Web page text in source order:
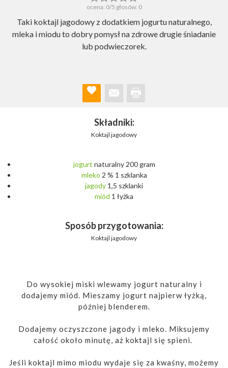
ocena: 0/5 głosów: 0
Taki koktajl jagodowy z dodatkiem jogurtu naturalnego,
mleka i miodu to dobry pomysł na zdrowe drugie śniadanie
lub podwieczorek.
Składniki:
Koktajl jagodowy
jogurt naturalny 200 gram
mleko 2 % 1 szklanka
jagody 1,5 szklanki
miód 1 łyżka
Sposób przygotowania:
Koktajl jagodowy
Do wysokiej miski wlewamy jogurt naturalny i
dodajemy miód. Mieszamy jogurt najpierw łyżką,
później blenderem.
Dodajemy oczyszczone jagody i mleko. Miksujemy
całość około minutę, aż koktajl się spieni.
Jeśli koktajl mimo miodu wydaje się za kwaśny, możemy